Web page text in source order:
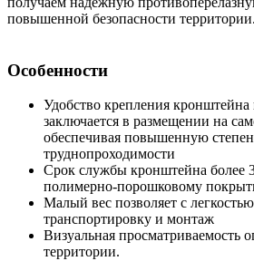
повышенной безопасности территории.
Особенности
Удобство крепления
заключается в размещении на
обеспечивая повышенную
труднопроходимости
Срок службы кронштейна более
полимерно-порошковому
Малый вес позволяет с
транспортировку и монтаж
Визуальная просматриваемость
территории.